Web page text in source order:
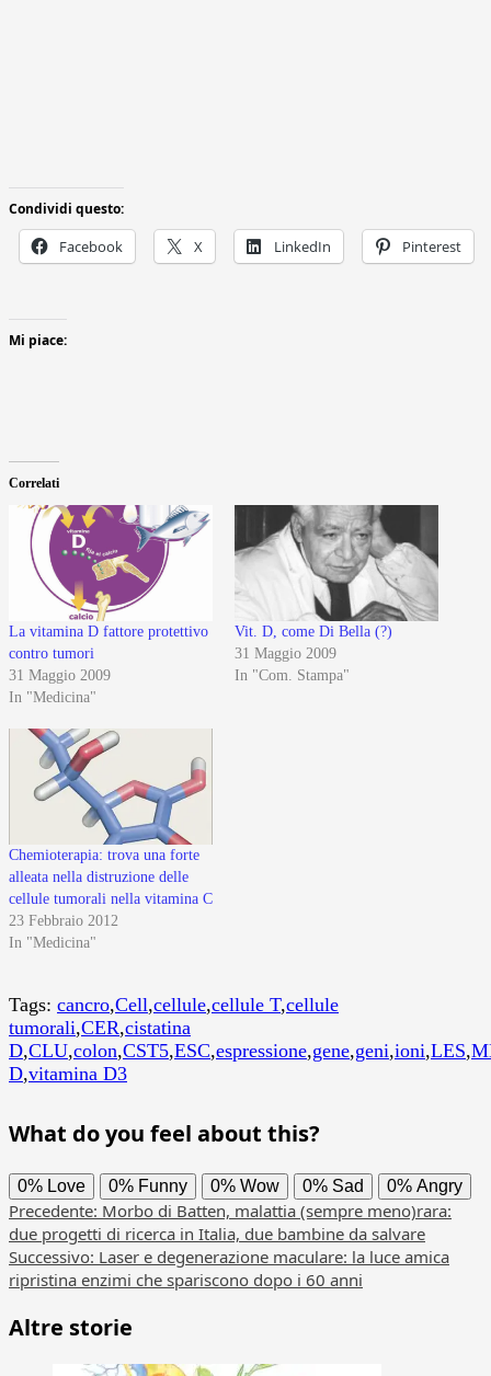
Condividi questo:
Facebook X LinkedIn Pinterest
Mi piace:
Correlati
La vitamina D fattore protettivo
contro tumori
31 Maggio 2009
In "Medicina"
Vit. D, come Di Bella (?)
31 Maggio 2009
In "Com. Stampa"
Chemioterapia: trova una forte
alleata nella distruzione delle
cellule tumorali nella vitamina C
23 Febbraio 2012
In "Medicina"
Tags: cancro,Cell,cellule,cellule T,cellule
tumorali,CER,cistatina
D,CLU,colon,CST5,ESC,espressione,gene,geni,ioni,LES,
D,vitamina D3
What do you feel about this?
0% Love 0% Funny 0% Wow 0% Sad 0% Angry
Navigazione
articolo
Precedente: Morbo di Batten, malattia (sempre meno)rara:
due progetti di ricerca in Italia, due bambine da salvare
Successivo: Laser e degenerazione maculare: la luce amica
ripristina enzimi che spariscono dopo i 60 anni
Altre storie